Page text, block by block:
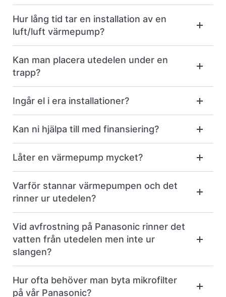
Hur lång tid tar en installation av en
luft/luft värmepump?
Kan man placera utedelen under en
trapp?
Ingår el i era installationer?
Kan ni hjälpa till med finansiering?
Låter en värmepump mycket?
Varför stannar värmepumpen och det
rinner ur utedelen?
Vid avfrostning på Panasonic rinner det
vatten från utedelen men inte ur
slangen?
Hur ofta behöver man byta mikrofilter
på vår Panasonic?